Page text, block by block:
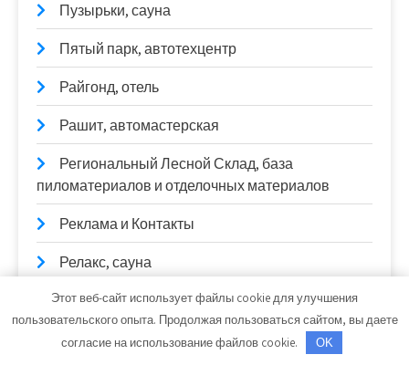
Пузырьки, сауна
Пятый парк, автотехцентр
Райгонд, отель
Рашит, автомастерская
Региональный Лесной Склад, база
пиломатериалов и отделочных материалов
Реклама и Контакты
Релакс, сауна
Ремонтная зона
Ремонтная мастерская
Этот веб-сайт использует файлы cookie для улучшения
пользовательского опыта. Продолжая пользоваться сайтом, вы даете
согласие на использование файлов cookie.
OK